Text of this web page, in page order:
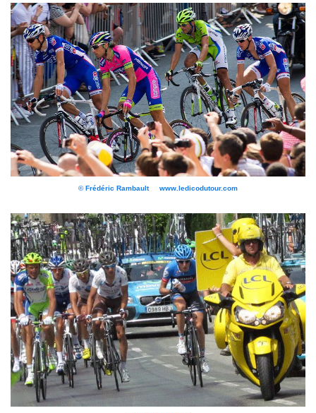
© Frédéric Rambault www.ledicodutour.com